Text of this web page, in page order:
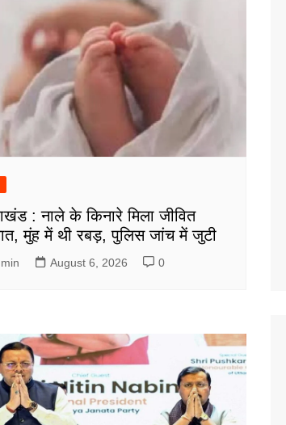
: नाले के किनारे मिला जीवित
मुंह में थी रबड़, पुलिस जांच में जुटी
August 6, 2026 0